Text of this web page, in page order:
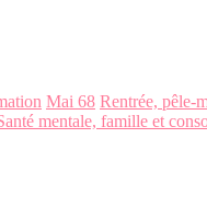
Mai 68 Rentrée, pêle-
mentale, famille et